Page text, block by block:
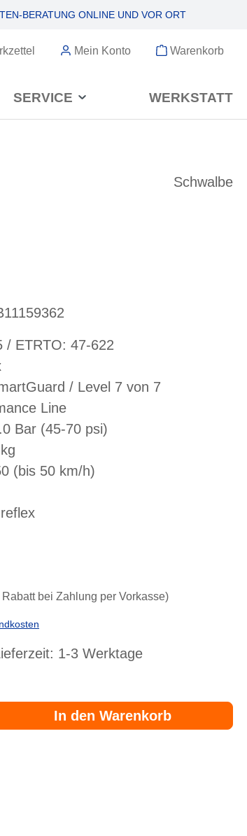
BERATUNG ONLINE UND VOR ORT
Mein Konto Warenkorb
SERVICE WERKSTATT
Schwalbe
/ ETRTO: 47-622
/ Level 7 von 7
Line
Bar (45-70 psi)
(bis 50 km/h)
bei Zahlung per Vorkasse)
1-3 Werktage
Wert ein oder benutze die Schaltflächen um die Anzahl zu
In den Warenkorb